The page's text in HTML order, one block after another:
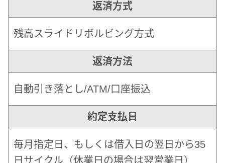
返済方式
残高スライドリボルビング方式
返済方法
自動引き落とし/ATM/口座振込
約定支払日
毎月指定日、もしくは借入日の翌日から35
日サイクル（休業日の場合は翌営業日）